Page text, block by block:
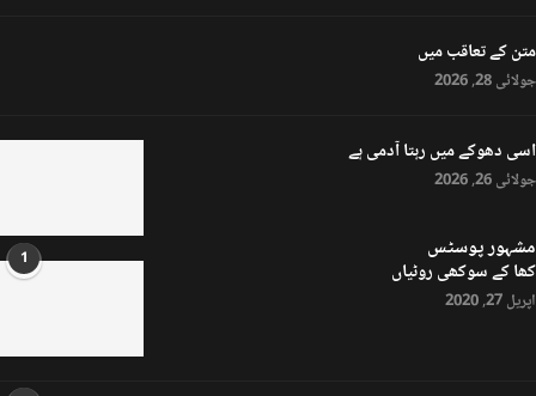
متن کے تعاقب میں
جولائی 28, 2026
اسی دھوکے میں رہتا آدمی ہے
جولائی 26, 2026
مشہور پوسٹس 1 کھا کے سوکھی روٹیاں
اپریل 27, 2020